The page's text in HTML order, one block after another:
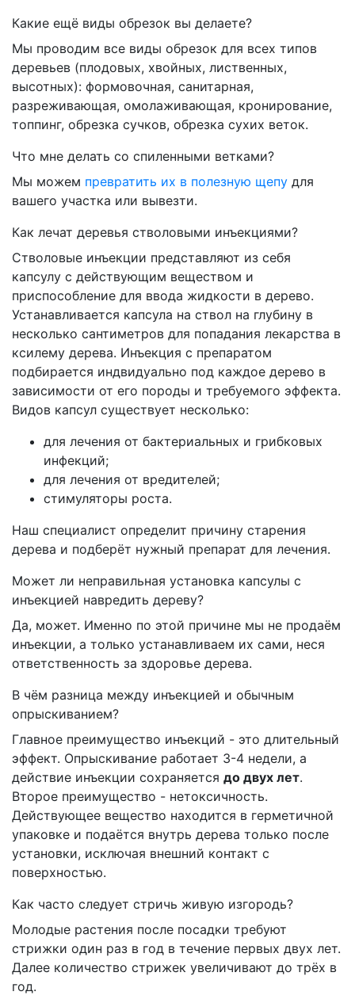
Какие ещё виды обрезок вы делаете?
Мы проводим все виды обрезок для всех типов
деревьев (плодовых, хвойных, лиственных,
высотных): формовочная, санитарная,
разреживающая, омолаживающая, кронирование,
топпинг, обрезка сучков, обрезка сухих веток.
Что мне делать со спиленными ветками?
Мы можем превратить их в полезную щепу для
вашего участка или вывезти.
Как лечат деревья стволовыми инъекциями?
Стволовые инъекции представляют из себя
капсулу с действующим веществом и
приспособление для ввода жидкости в дерево.
Устанавливается капсула на ствол на глубину в
несколько сантиметров для попадания лекарства в
ксилему дерева. Инъекция с препаратом
подбирается индвидуально под каждое дерево в
зависимости от его породы и требуемого эффекта.
Видов капсул существует несколько:
для лечения от бактериальных и грибковых
инфекций;
для лечения от вредителей;
стимуляторы роста.
Наш специалист определит причину старения
дерева и подберёт нужный препарат для лечения.
Может ли неправильная установка капсулы с
инъекцией навредить дереву?
Да, может. Именно по этой причине мы не продаём
инъекции, а только устанавливаем их сами, неся
ответственность за здоровье дерева.
В чём разница между инъекцией и обычным
опрыскиванием?
Главное преимущество инъекций - это длительный
эффект. Опрыскивание работает 3-4 недели, а
действие инъекции сохраняется до двух лет.
Второе преимущество - нетоксичность.
Действующее вещество находится в герметичной
упаковке и подаётся внутрь дерева только после
установки, исключая внешний контакт с
поверхностью.
Как часто следует стричь живую изгородь?
Молодые растения после посадки требуют
стрижки один раз в год в течение первых двух лет.
Далее количество стрижек увеличивают до трёх в
год.